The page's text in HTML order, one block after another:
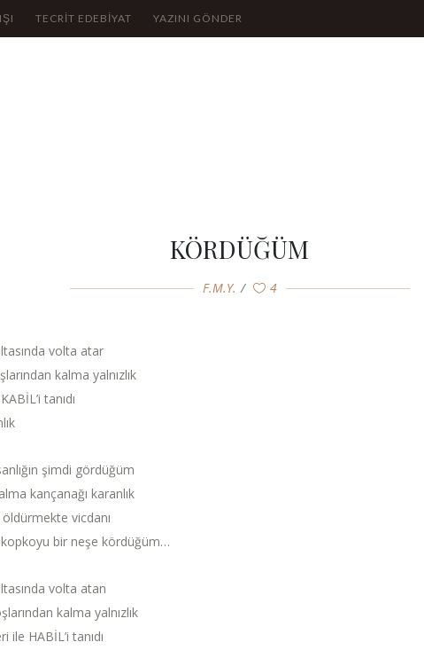
TECRİT EDEBİYAT YAZINI GÖNDER
KÖRDÜĞÜM
F.M.Y. 4
volta atar
kalma yalnızlık
tanıdı
şimdi gördüğüm
kançanağı karanlık
öldürmekte vicdanı
bir neşe kördüğüm…
volta atan
kalma yalnızlık
ile HABİL’i tanıdı